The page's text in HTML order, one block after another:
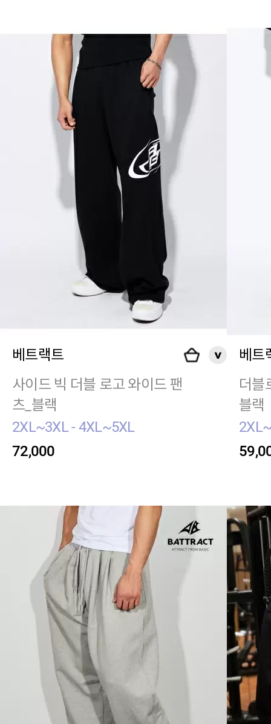
베트랙트
사이드 빅 더블 로고 와이드 팬
츠_블랙
2XL~3XL - 4XL~5XL
72,000
베트
더블
블랙